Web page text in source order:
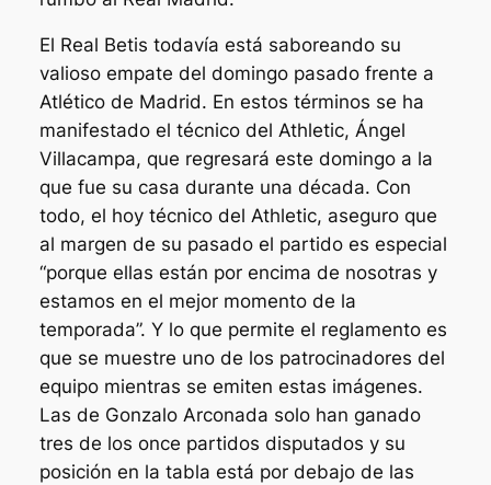
El Real Betis todavía está saboreando su
valioso empate del domingo pasado frente a
Atlético de Madrid. En estos términos se ha
manifestado el técnico del Athletic, Ángel
Villacampa, que regresará este domingo a la
que fue su casa durante una década. Con
todo, el hoy técnico del Athletic, aseguro que
al margen de su pasado el partido es especial
“porque ellas están por encima de nosotras y
estamos en el mejor momento de la
temporada”. Y lo que permite el reglamento es
que se muestre uno de los patrocinadores del
equipo mientras se emiten estas imágenes.
Las de Gonzalo Arconada solo han ganado
tres de los once partidos disputados y su
posición en la tabla está por debajo de las